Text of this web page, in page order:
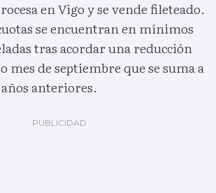
en Vigo y se vende fileteado.
se encuentran en mínimos
tras acordar una reducción
mes de septiembre que se suma a
anteriores.